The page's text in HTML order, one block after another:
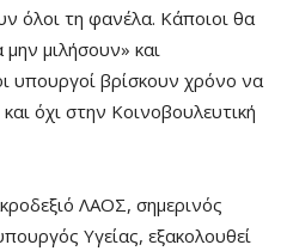
όλοι τη φανέλα. Κάποιοι θα
μιλήσουν» και
υπουργοί βρίσκουν χρόνο να
όχι στην Κοινοβουλευτική
ΛΑΟΣ, σημερινός
Υγείας, εξακολουθεί